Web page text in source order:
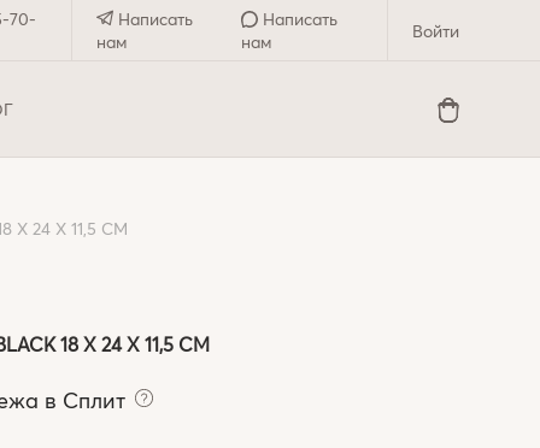
70-
Написать
нам
Написать
нам
Войти
Х 24 Х 11,5 СМ
18 Х 24 Х 11,5 СМ
в Сплит